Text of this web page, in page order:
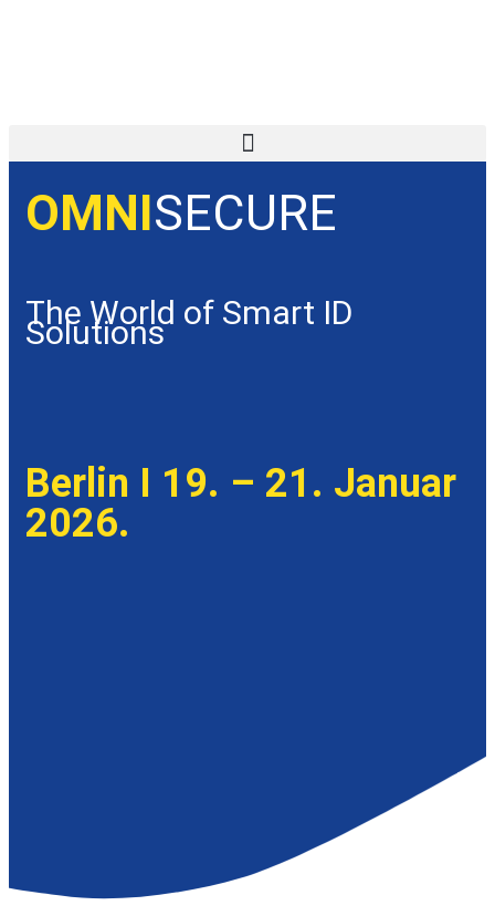
OMNISECURE
The World of Smart ID
Solutions
Berlin I 19. – 21. Januar
2026.